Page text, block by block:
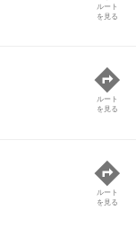
ルート
を見る
ルート
を見る
ルート
を見る